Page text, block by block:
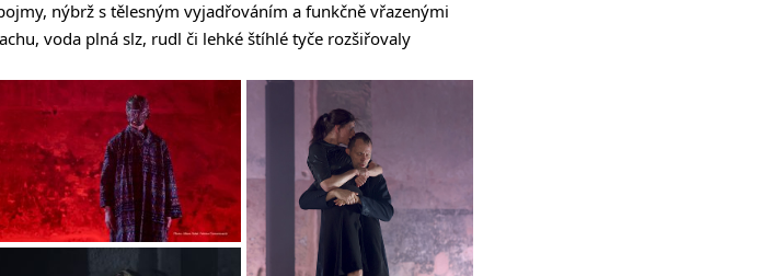
nýbrž s tělesným vyjadřováním a funkčně vřazenými
voda plná slz, rudl či lehké štíhlé tyče rozšiřovaly